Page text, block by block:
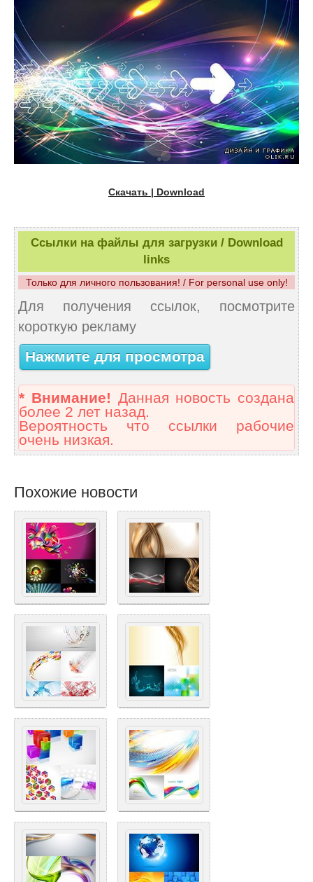
Скачать | Download
Ссылки на файлы для загрузки / Download
links
Только для личного пользования! / For personal use only!
Для получения ссылок, посмотрите
короткую рекламу
Нажмите для просмотра
* Внимание! Данная новость создана
более 2 лет назад.
Вероятность что ссылки рабочие
очень низкая.
Похожие новости